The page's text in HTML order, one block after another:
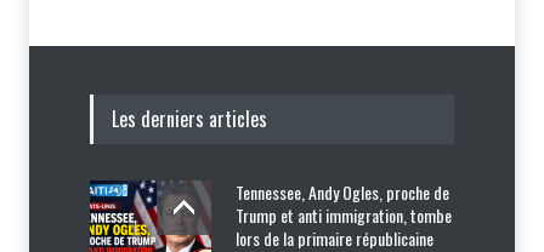
Les derniers articles
Tennessee, Andy Ogles, proche de
Trump et anti immigration, tombe
lors de la primaire républicaine